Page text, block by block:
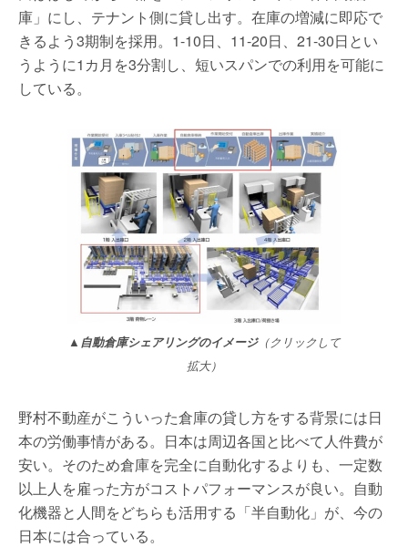
庫」にし、テナント側に貸し出す。在庫の増減に即応で
きるよう3期制を採用。1-10日、11-20日、21-30日とい
うように1カ月を3分割し、短いスパンでの利用を可能に
している。
▲自動倉庫シェアリングのイメージ（クリックして
拡大）
野村不動産がこういった倉庫の貸し方をする背景には日
本の労働事情がある。日本は周辺各国と比べて人件費が
安い。そのため倉庫を完全に自動化するよりも、一定数
以上人を雇った方がコストパフォーマンスが良い。自動
化機器と人間をどちらも活用する「半自動化」が、今の
日本には合っている。